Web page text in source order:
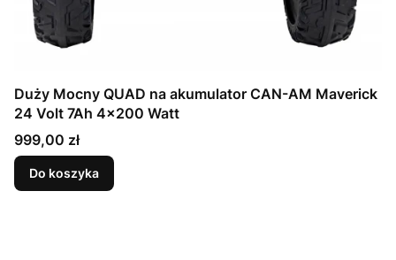
Duży Mocny QUAD na akumulator CAN-AM Maverick
24 Volt 7Ah 4x200 Watt
Cena
999,00 zł
Do koszyka